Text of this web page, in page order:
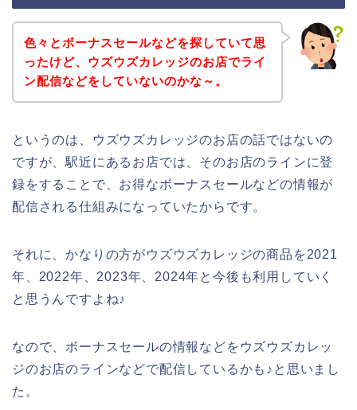
色々とボーナスセールなどを探していて思
ったけど、ウズウズカレッジのお店でライ
ン配信などをしていないのかな～。
というのは、ウズウズカレッジのお店の話ではないの
ですが、駅近にあるお店では、そのお店のラインに登
録をすることで、お得なボーナスセールなどの情報が
配信される仕組みになっていたからです。
それに、かなりの方がウズウズカレッジの商品を2021
年、2022年、2023年、2024年と今後も利用していく
と思うんですよね♪
なので、ボーナスセールの情報などをウズウズカレッ
ジのお店のラインなどで配信しているかも♪と思いまし
た。